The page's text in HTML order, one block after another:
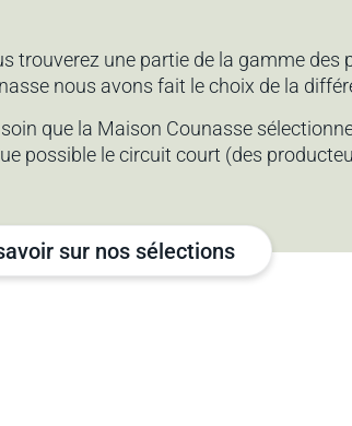
trouverez une partie de la gamme des
nous avons fait le choix de la
soin que la Maison Counasse
possible le circuit court (des
sur nos sélections